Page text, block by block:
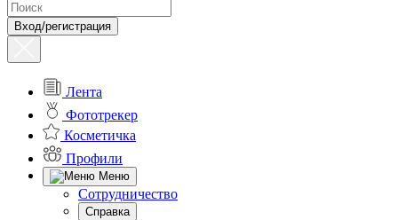
Вход/регистрация
Лента
Фототрекер
Косметичка
Профили
Меню
Сотрудничество
Справка